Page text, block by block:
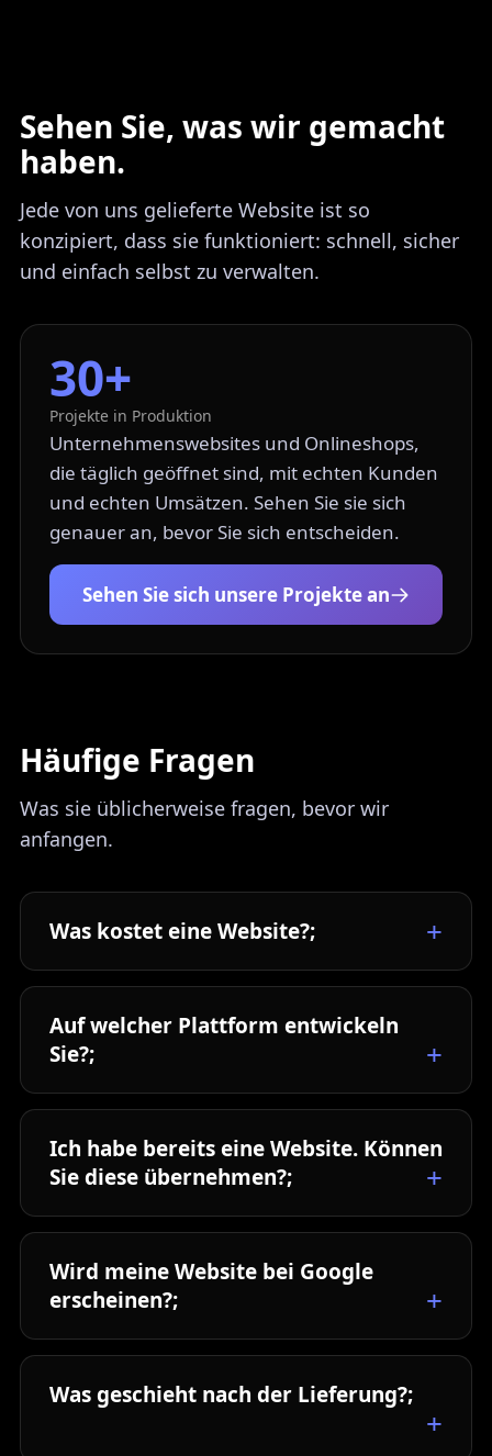
Sehen Sie, was wir gemacht
haben.
Jede von uns gelieferte Website ist so
konzipiert, dass sie funktioniert: schnell, sicher
und einfach selbst zu verwalten.
30+
Projekte in Produktion
Unternehmenswebsites und Onlineshops,
die täglich geöffnet sind, mit echten Kunden
und echten Umsätzen. Sehen Sie sie sich
genauer an, bevor Sie sich entscheiden.
Sehen Sie sich unsere Projekte an
Häufige Fragen
Was sie üblicherweise fragen, bevor wir
anfangen.
Was kostet eine Website?;
Auf welcher Plattform entwickeln
Sie?;
Ich habe bereits eine Website. Können
Sie diese übernehmen?;
Wird meine Website bei Google
erscheinen?;
Was geschieht nach der Lieferung?;